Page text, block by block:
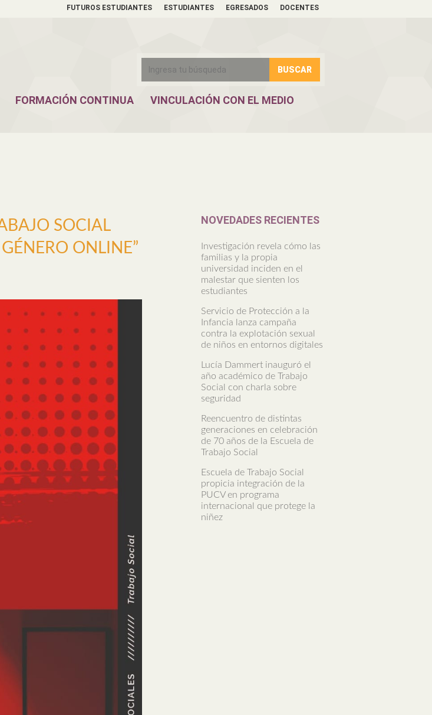
FUTUROS ESTUDIANTES ESTUDIANTES EGRESADOS DOCENTES
FORMACIÓN CONTINUA
VINCULACIÓN CON EL MEDIO
SOCIAL
ONLINE”
NOVEDADES RECIENTES
Investigación revela cómo las
familias y la propia
universidad inciden en el
malestar que sienten los
estudiantes
Servicio de Protección a la
Infancia lanza campaña
contra la explotación sexual
de niños en entornos digitales
Lucía Dammert inauguró el
año académico de Trabajo
Social con charla sobre
seguridad
Reencuentro de distintas
generaciones en celebración
de 70 años de la Escuela de
Trabajo Social
Escuela de Trabajo Social
propicia integración de la
PUCV en programa
internacional que protege la
niñez